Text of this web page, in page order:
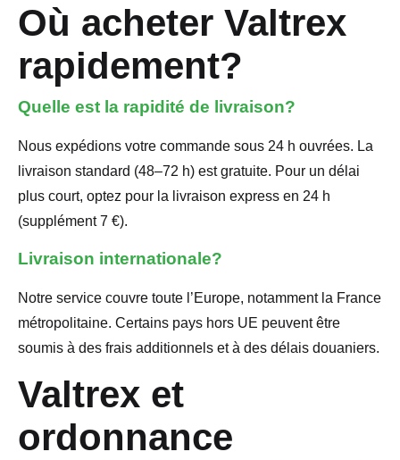
Où acheter Valtrex
rapidement?
Quelle est la rapidité de livraison?
Nous expédions votre commande sous 24 h ouvrées. La
livraison standard (48–72 h) est gratuite. Pour un délai
plus court, optez pour la livraison express en 24 h
(supplément 7 €).
Livraison internationale?
Notre service couvre toute l’Europe, notamment la France
métropolitaine. Certains pays hors UE peuvent être
soumis à des frais additionnels et à des délais douaniers.
Valtrex et
ordonnance